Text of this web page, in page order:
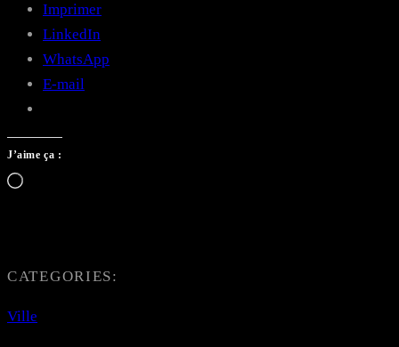
Imprimer
LinkedIn
WhatsApp
E-mail
J’aime ça :
Chargement…
CATEGORIES:
Ville